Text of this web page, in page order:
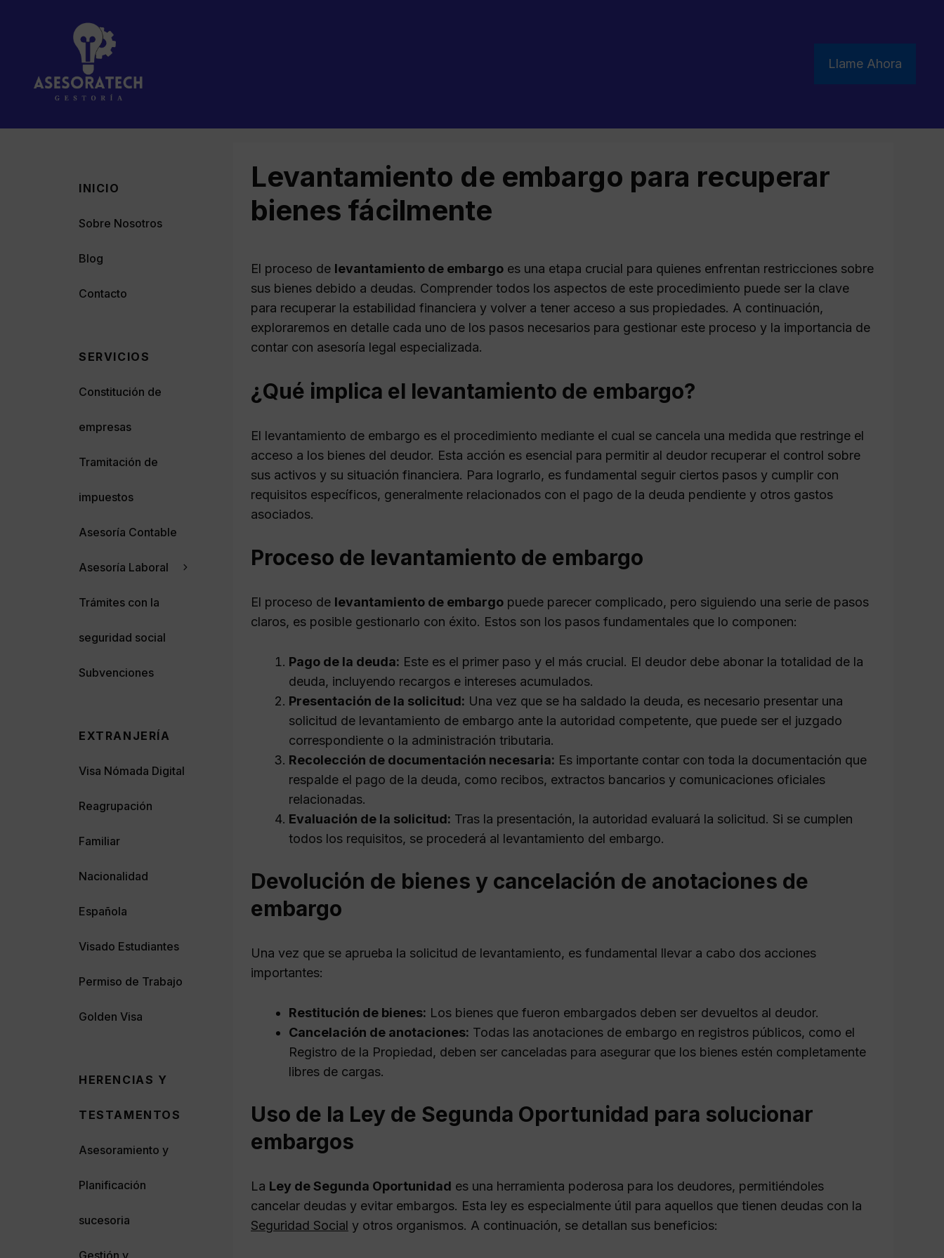
Llame Ahora
Levantamiento de embargo para recuperar
bienes fácilmente
El proceso de levantamiento de embargo es una etapa crucial para quienes enfrentan restricciones sobre
sus bienes debido a deudas. Comprender todos los aspectos de este procedimiento puede ser la clave
para recuperar la estabilidad financiera y volver a tener acceso a sus propiedades. A continuación,
exploraremos en detalle cada uno de los pasos necesarios para gestionar este proceso y la importancia de
contar con asesoría legal especializada.
¿Qué implica el levantamiento de embargo?
El levantamiento de embargo es el procedimiento mediante el cual se cancela una medida que restringe el
acceso a los bienes del deudor. Esta acción es esencial para permitir al deudor recuperar el control sobre
sus activos y su situación financiera. Para lograrlo, es fundamental seguir ciertos pasos y cumplir con
requisitos específicos, generalmente relacionados con el pago de la deuda pendiente y otros gastos
asociados.
Proceso de levantamiento de embargo
El proceso de levantamiento de embargo puede parecer complicado, pero siguiendo una serie de pasos
claros, es posible gestionarlo con éxito. Estos son los pasos fundamentales que lo componen:
Pago de la deuda: Este es el primer paso y el más crucial. El deudor debe abonar la totalidad de la
deuda, incluyendo recargos e intereses acumulados.
Presentación de la solicitud: Una vez que se ha saldado la deuda, es necesario presentar una
solicitud de levantamiento de embargo ante la autoridad competente, que puede ser el juzgado
correspondiente o la administración tributaria.
Recolección de documentación necesaria: Es importante contar con toda la documentación que
respalde el pago de la deuda, como recibos, extractos bancarios y comunicaciones oficiales
relacionadas.
Evaluación de la solicitud: Tras la presentación, la autoridad evaluará la solicitud. Si se cumplen
todos los requisitos, se procederá al levantamiento del embargo.
Devolución de bienes y cancelación de anotaciones de
embargo
Una vez que se aprueba la solicitud de levantamiento, es fundamental llevar a cabo dos acciones
importantes:
Restitución de bienes: Los bienes que fueron embargados deben ser devueltos al deudor.
Cancelación de anotaciones: Todas las anotaciones de embargo en registros públicos, como el
Registro de la Propiedad, deben ser canceladas para asegurar que los bienes estén completamente
libres de cargas.
Uso de la Ley de Segunda Oportunidad para solucionar
embargos
La Ley de Segunda Oportunidad es una herramienta poderosa para los deudores, permitiéndoles
cancelar deudas y evitar embargos. Esta ley es especialmente útil para aquellos que tienen deudas con la
Seguridad Social y otros organismos. A continuación, se detallan sus beneficios:
INICIO
Sobre Nosotros
Blog
Contacto
SERVICIOS
Constitución de
empresas
Tramitación de
impuestos
Asesoría Contable
Asesoría Laboral
Trámites con la
seguridad social
Subvenciones
EXTRANJERÍA
Visa Nómada Digital
Reagrupación
Familiar
Nacionalidad
Española
Visado Estudiantes
Permiso de Trabajo
Golden Visa
HERENCIAS Y
TESTAMENTOS
Asesoramiento y
Planificación
sucesoria
Gestión y